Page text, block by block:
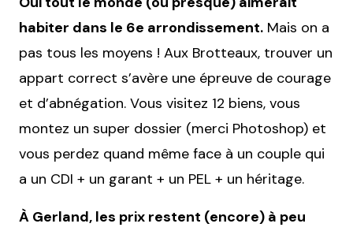
habiter dans le 6e arrondissement. Mais on a
pas tous les moyens ! Aux Brotteaux, trouver un
appart correct s’avère une épreuve de courage
et d’abnégation. Vous visitez 12 biens, vous
montez un super dossier (merci Photoshop) et
vous perdez quand même face à un couple qui
a un CDI + un garant + un PEL + un héritage.
À Gerland, les prix restent (encore) à peu